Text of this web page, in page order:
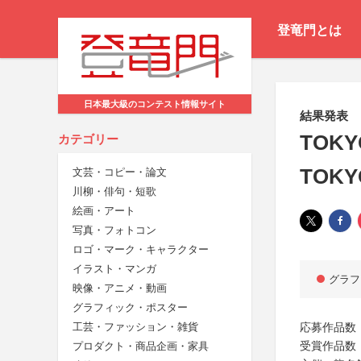
登竜門とは
日本最大級のコンテスト情報サイト
カテゴリー
文芸・コピー・論文
川柳・俳句・短歌
絵画・アート
写真・フォトコン
ロゴ・マーク・キャラクター
イラスト・マンガ
映像・アニメ・動画
グラフィック・ポスター
工芸・ファッション・雑貨
プロダクト・商品企画・家具
結果発表
グラ
応募作品数
受賞作品数